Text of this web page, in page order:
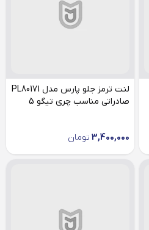
لنت ترمز جلو پارس مدل PL80171
صادراتی مناسب چری تیگو 5
3,400,000 تومان